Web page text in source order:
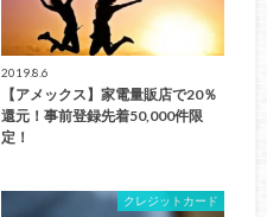
2019.8.6
【アメックス】家電量販店で20％
還元！事前登録先着50,000件限
定！
クレジットカード